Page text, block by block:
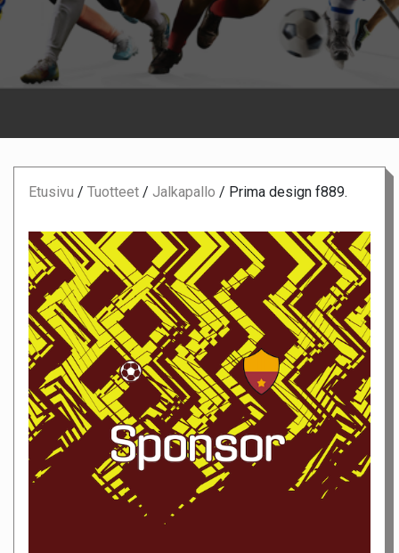
Etusivu / Tuotteet / Jalkapallo / Prima design f889.